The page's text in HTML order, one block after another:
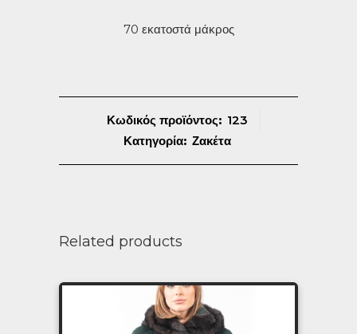
70 εκατοστά μάκρος
Κωδικός προϊόντος: 123
Κατηγορία: Ζακέτα
Related products